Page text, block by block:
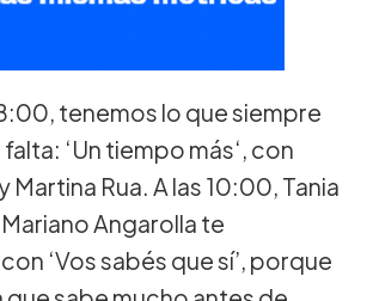
tenemos lo que siempre
‘Un tiempo más‘, con
Martina Rua. A las 10:00, Tania
Angarolla te
‘Vos sabés que sí’, porque